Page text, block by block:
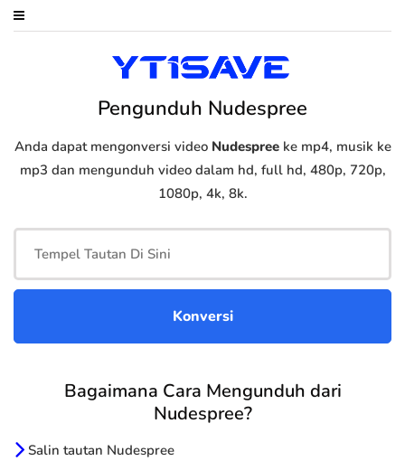
Pengunduh Nudespree
Anda dapat mengonversi video Nudespreeke mp4, musik ke
mp3 dan mengunduh video dalam hd, full hd, 480p, 720p,
1080p, 4k, 8k.
Bagaimana Cara Mengunduh dari
Nudespree?
Salin tautan Nudespree